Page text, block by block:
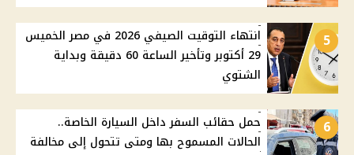
5
انتهاء التوقيت الصيفي 2026 في مصر الخميس
29 أكتوبر وتأخير الساعة 60 دقيقة وبداية
الشتوي
6
حمل حقائب السفر داخل السيارة الخاصة..
الحالات المسموح بها ومتى تتحول إلى مخالفة